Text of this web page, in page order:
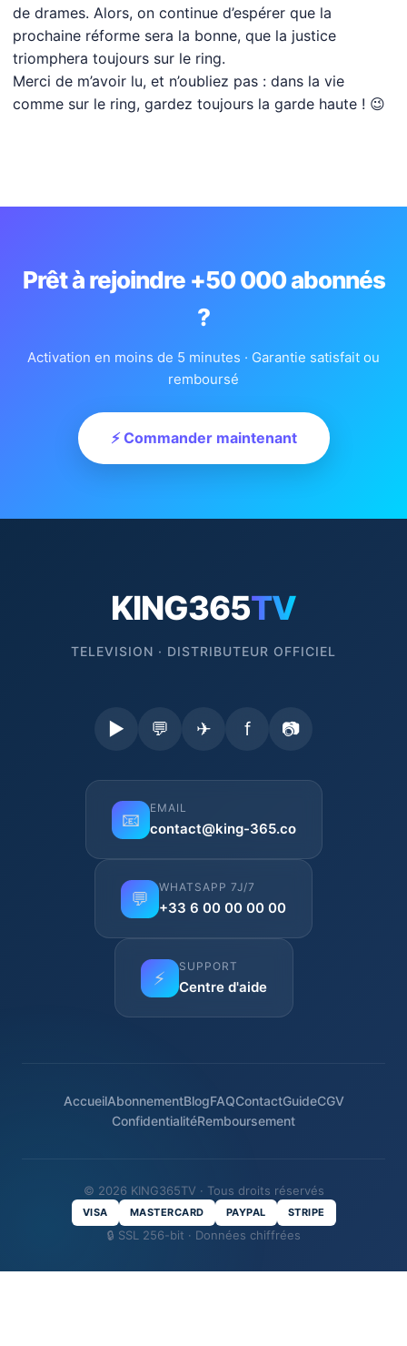
de drames. Alors, on continue d’espérer que la
prochaine réforme sera la bonne, que la justice
triomphera toujours sur le ring.
Merci de m’avoir lu, et n’oubliez pas : dans la vie
comme sur le ring, gardez toujours la garde haute ! 😉
Prêt à rejoindre +50 000 abonnés
?
Activation en moins de 5 minutes · Garantie satisfait ou
remboursé
⚡ Commander maintenant
KING365TV
TELEVISION · DISTRIBUTEUR OFFICIEL
▶ 💬 ✈ f 📷
📧
EMAIL
contact@king-365.co
💬
WHATSAPP 7J/7
+33 6 00 00 00 00
⚡
SUPPORT
Centre d'aide
AccueilAbonnementBlogFAQContactGuideCGV
ConfidentialitéRemboursement
© 2026 KING365TV · Tous droits réservés
VISA MASTERCARD PAYPAL STRIPE
🔒 SSL 256-bit · Données chiffrées